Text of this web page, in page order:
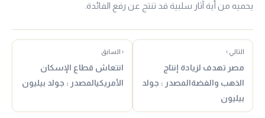
يحميه من أية آثار سلبية قد تنتج عن رفع الفائدة.
التالي ›
مصر تهدف لزيادة إنتاج
الذهب والفضةالمصدر : جولد
بيليون
‹ السابق
انتعاش قطاع الإسكان
الأمريكيالمصدر : جولد بيليون